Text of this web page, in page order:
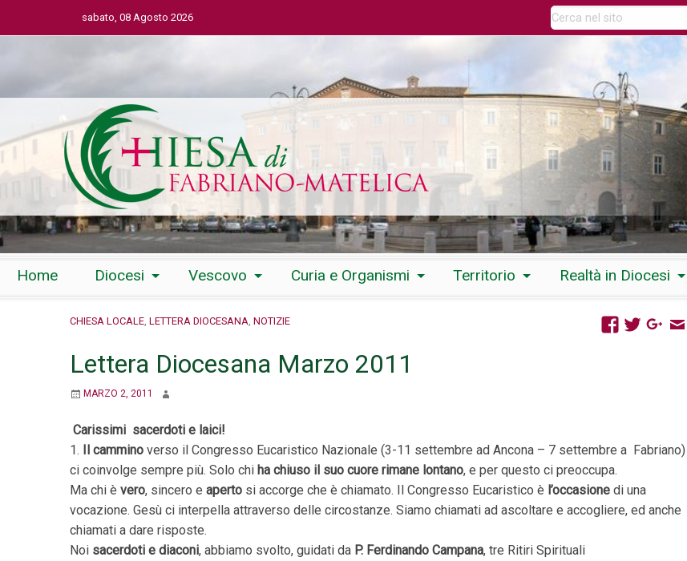
sabato, 08 Agosto 2026
Home Diocesi Vescovo Curia e Organismi Territorio Realtà in Diocesi
CHIESA LOCALE LETTERA DIOCESANA NOTIZIE
Lettera Diocesana Marzo 2011
MARZO 2, 2011
Carissimi sacerdoti e laici!
1. Il cammino verso il Congresso Eucaristico Nazionale (3-11 settembre ad Ancona – 7 settembre a Fabriano)
ci coinvolge sempre più. Solo chi ha chiuso il suo cuore rimane lontano, e per questo ci preoccupa.
Ma chi è vero, sincero e aperto si accorge che è chiamato. Il Congresso Eucaristico è l’occasione di una
vocazione. Gesù ci interpella attraverso delle circostanze. Siamo chiamati ad ascoltare e accogliere, ed anche
chiamati a dare risposte.
Noi sacerdoti e diaconi, abbiamo svolto, guidati da P. Ferdinando Campana, tre Ritiri Spirituali